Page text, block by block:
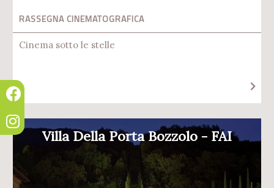
RASSEGNA CINEMATOGRAFICA
Cinema sotto le stelle
Villa Della Porta Bozzolo - FAI